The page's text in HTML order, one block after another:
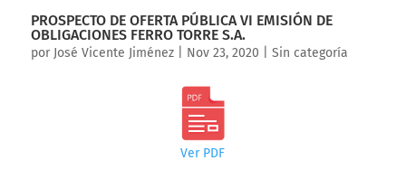
PROSPECTO DE OFERTA PÚBLICA VI EMISIÓN DE
OBLIGACIONES FERRO TORRE S.A.
por José Vicente Jiménez| Nov 23, 2020 Sin categoría
Ver PDF